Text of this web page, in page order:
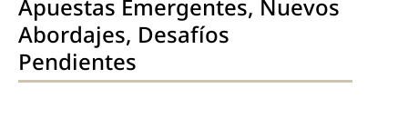
Apuestas Emergentes, Nuevos
Abordajes, Desafíos
Pendientes